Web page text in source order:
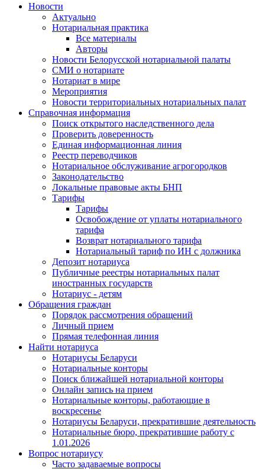
Новости
Актуально
Нотариальная практика
Все материалы
Авторы
Новости Белорусской нотариальной палаты
СМИ о нотариате
Нотариат в мире
Мероприятия
Новости территориальных нотариальных палат
Справочная информация
Поиск открытого наследственного дела
Проверить доверенность
Единая информационная линия
Реестр переводчиков
Нотариальное обслуживание агрогородков
Законодательство
Локальные правовые акты БНП
Тарифы
Тарифы
Освобождение от уплаты нотариального
тарифа
Возврат нотариального тарифа
Нотариальный тариф по ИН с должника
Депозит нотариуса
Публичные реестры нотариальных палат
иностранных государств
Нотариус - детям
Обращения граждан
Порядок рассмотрения обращений
Личный прием
Прямая телефонная линия
Найти нотариуса
Нотариусы Беларуси
Нотариальные конторы
Поиск ближайшей нотариальной конторы
Онлайн запись на прием
Нотариальные конторы, работающие в
воскресенье
Нотариусы Беларуси, прекратившие деятельность
Нотариальные бюро, прекратившие работу с
1.01.2026
Вопрос нотариусу
Часто задаваемые вопросы